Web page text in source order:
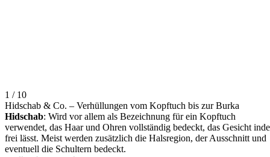
1 / 10
Hidschab & Co. – Verhüllungen vom Kopftuch bis zur Burka
Hidschab: Wird vor allem als Bezeichnung für ein Kopftuch
verwendet, das Haar und Ohren vollständig bedeckt, das Gesicht
frei lässt. Meist werden zusätzlich die Halsregion, der Ausschnitt und
eventuell die Schultern bedeckt.